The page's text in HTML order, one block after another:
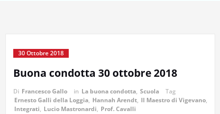
30 Ottobre 2018
Buona condotta 30 ottobre 2018
Di Francesco Gallo in La buona condotta, Scuola
Tag
Ernesto Galli della Loggia, Hannah Arendt, Il Maestro di Vigevano,
Integrati, Lucio Mastronardi, Prof. Cavalli